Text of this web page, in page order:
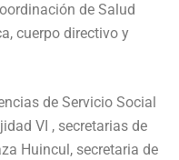
de Salud
cuerpo directivo y
de Servicio Social
VI , secretarias de
Huincul, secretaria de